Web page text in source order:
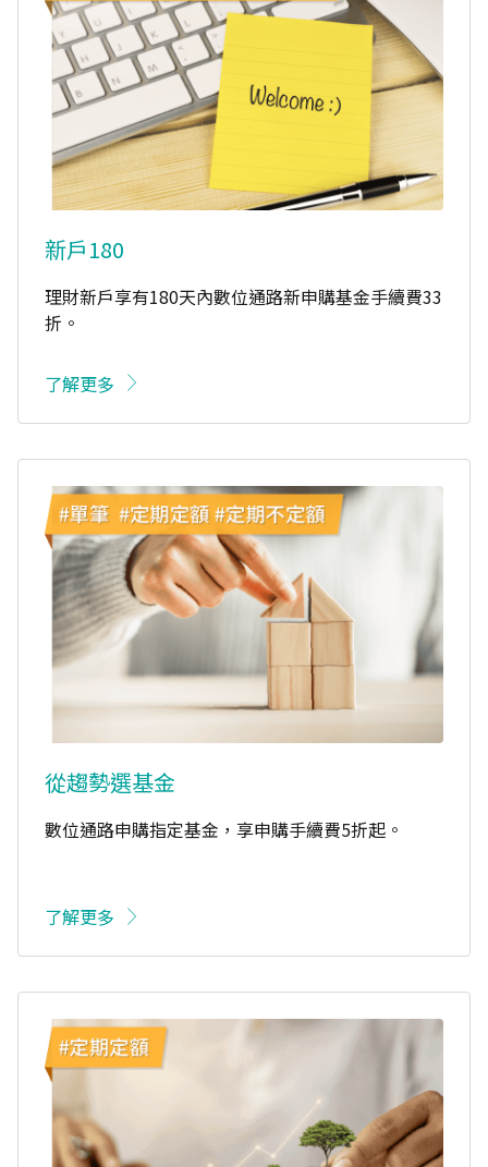
新戶180
理財新戶享有180天內數位通路新申購基金手續費33
折。
了解更多
從趨勢選基金
數位通路申購指定基金，享申購手續費5折起。
了解更多